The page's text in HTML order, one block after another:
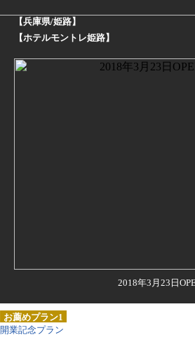
【兵庫県/姫路】
【ホテルモントレ姫路】
2018年3月23日
お薦めプラン1
開業記念プラン